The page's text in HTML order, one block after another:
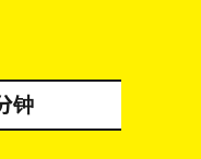
钟